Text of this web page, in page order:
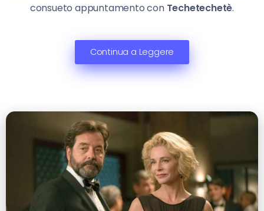
consueto appuntamento con Techetechetè.
Continua a Leggere